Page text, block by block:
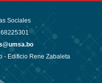
Sociales
68225301
- Edificio Rene Zabaleta